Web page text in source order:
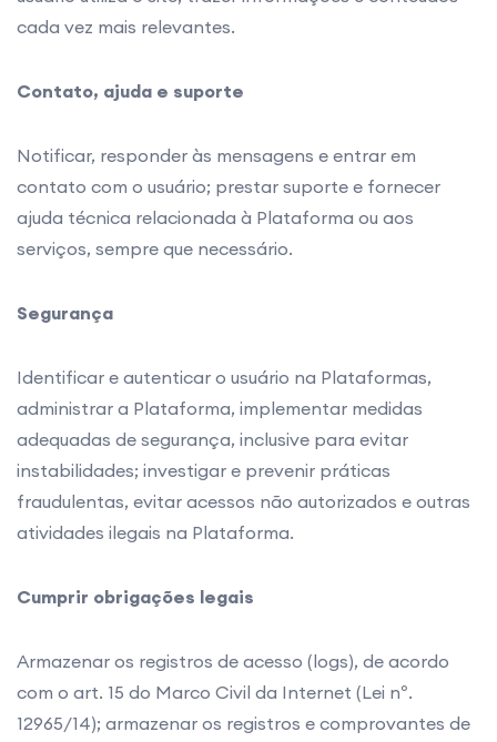
cada vez mais relevantes.
Contato, ajuda e suporte
Notificar, responder às mensagens e entrar em
contato com o usuário; prestar suporte e fornecer
ajuda técnica relacionada à Plataforma ou aos
serviços, sempre que necessário.
Segurança
Identificar e autenticar o usuário na Plataformas,
administrar a Plataforma, implementar medidas
adequadas de segurança, inclusive para evitar
instabilidades; investigar e prevenir práticas
fraudulentas, evitar acessos não autorizados e outras
atividades ilegais na Plataforma.
Cumprir obrigações legais
Armazenar os registros de acesso (logs), de acordo
com o art. 15 do Marco Civil da Internet (Lei nº.
12965/14); armazenar os registros e comprovantes de